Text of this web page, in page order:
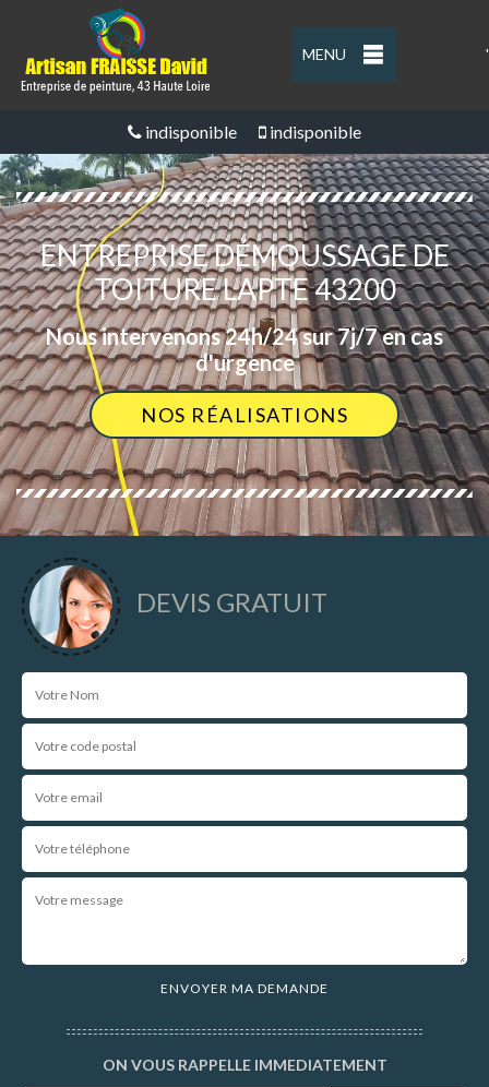
MENU '
indisponible indisponible
ENTREPRISE DÉMOUSSAGE DE
TOITURE LAPTE 43200
Nous intervenons 24h/24 sur 7j/7 en cas
d'urgence
NOS RÉALISATIONS
DEVIS GRATUIT
ON VOUS RAPPELLE IMMEDIATEMENT